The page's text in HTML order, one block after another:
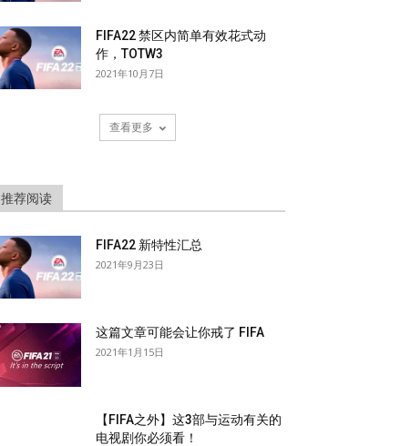
FIFA22 禁区内简单有效花式动
作，TOTW3
2021年10月7日
查看更多
推荐阅读
FIFA22 新特性汇总
2021年9月23日
这篇文章可能会让你戒了 FIFA
2021年1月15日
【FIFA之外】这3部与运动有关的
电视剧你必须看！